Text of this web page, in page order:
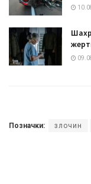
Позначки: злочин